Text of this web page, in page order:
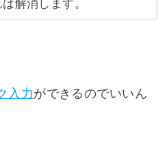
解消します。
入力ができるのでいいん